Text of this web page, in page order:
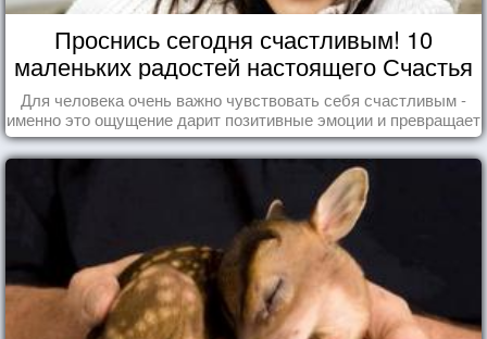
Проснись сегодня счастливым! 10
маленьких радостей настоящего Счастья
Для человека очень важно чувствовать себя счастливым -
именно это ощущение дарит позитивные эмоции и превращает
каждый день в маленький праздник.